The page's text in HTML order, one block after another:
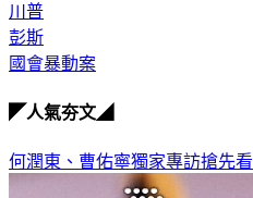
川普
彭斯
國會暴動案
◤人氣夯文◢
何潤東、曹佑寧獨家專訪搶先看